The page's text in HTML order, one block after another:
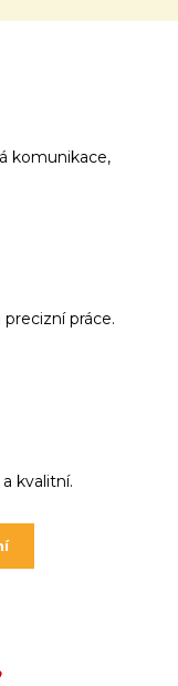
komunikace,
práce.
kvalitní.